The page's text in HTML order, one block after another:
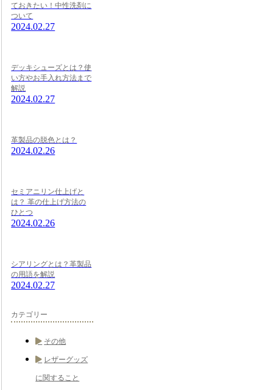
ておきたい！中性洗剤に
ついて
2024.02.27
デッキシューズとは？使
い方やお手入れ方法まで
解説
2024.02.27
革製品の脱色とは？
2024.02.26
セミアニリン仕上げと
は？ 革の仕上げ方法の
ひとつ
2024.02.26
シアリングとは？革製品
の用語を解説
2024.02.27
カテゴリー
その他
レザーグッズ
に関すること